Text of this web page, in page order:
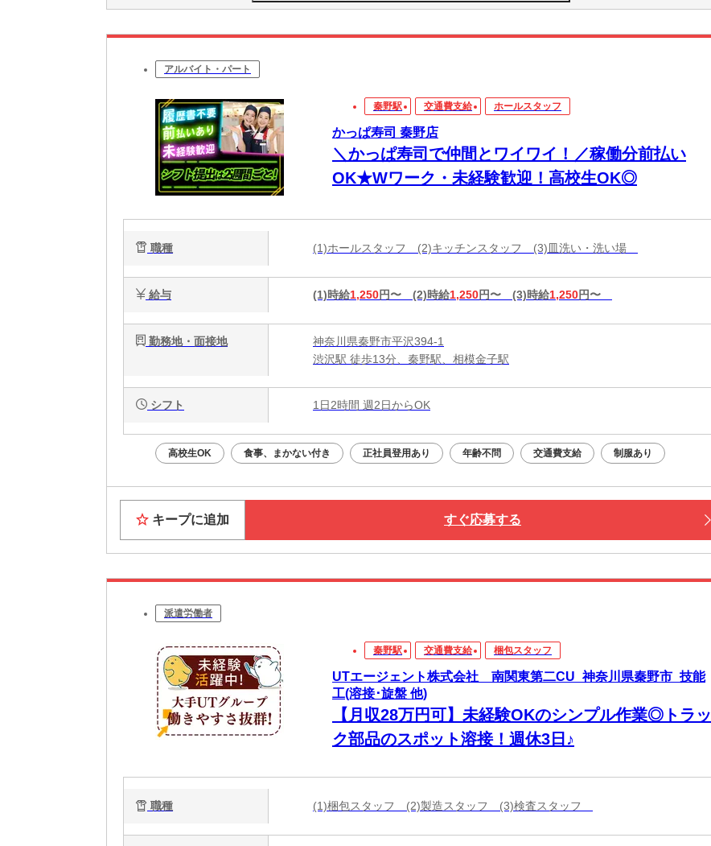
アルバイト・パート
秦野駅 交通費支給 ホールスタッフ
かっぱ寿司 秦野店
＼かっぱ寿司で仲間とワイワイ！／稼働分前払い
OK★Wワーク・未経験歓迎！高校生OK◎
職種 (1)ホールスタッフ (2)キッチンスタッフ (3)皿洗い・洗い場
給与 (1)時給1,250円〜 (2)時給1,250円〜 (3)時給1,250円〜
勤務地・面接地
神奈川県秦野市平沢394-1
渋沢駅 徒歩13分、秦野駅、相模金子駅
シフト 1日2時間 週2日からOK
高校生OK 食事、まかない付き 正社員登用あり 年齢不問 交通費支給 制服あり
キープに追加 すぐ応募する
派遣労働者
秦野駅 交通費支給 梱包スタッフ
UTエージェント株式会社 南関東第二CU_神奈川県秦野市_技能
工(溶接･旋盤 他)
【月収28万円可】未経験OKのシンプル作業◎トラッ
ク部品のスポット溶接！週休3日♪
職種 (1)梱包スタッフ (2)製造スタッフ (3)検査スタッフ